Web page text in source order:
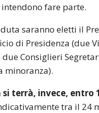
fare parte.
saranno eletti il
di Presidenza (due
Consiglieri
minoranza).
si terrà, invece,
tra il 24